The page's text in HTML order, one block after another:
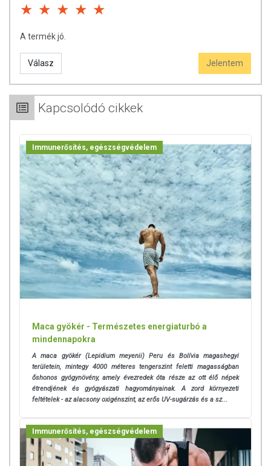
egészséges életmódot! A termék nem gyógyít betegségeket! A termék
nem az orvosi kezelés helyettesítésére alkalmas! Betegség esetén
összetevők bármelyikére érzékeny vagy allergiás! Kisgyermektől
elzárva tartandó!
A termék jó.
Válasz Jelentem
Kapcsolódó cikkek
Immunerősítés, egészségvédelem
Maca gyökér - Természetes energiaturbó a
mindennapokra
A maca gyökér (Lepidium meyenii) Peru és Bolívia magashegyi
területein, mintegy 4000 méteres tengerszint feletti magasságban
őshonos gyógynövény, amely évezredek óta része az ott élő népek
étrendjének és gyógyászati hagyományainak. A zord környezeti
feltételek - az alacsony oxigénszint, az erős UV-sugárzás és a sz...
Immunerősítés, egészségvédelem